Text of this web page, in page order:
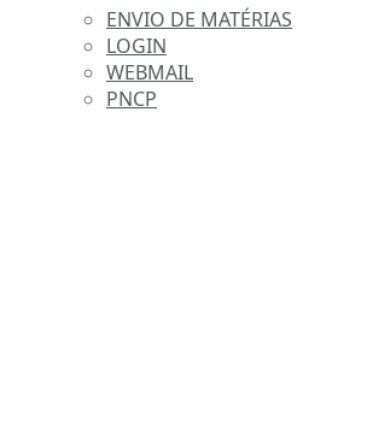
ENVIO DE MATÉRIAS
LOGIN
WEBMAIL
PNCP